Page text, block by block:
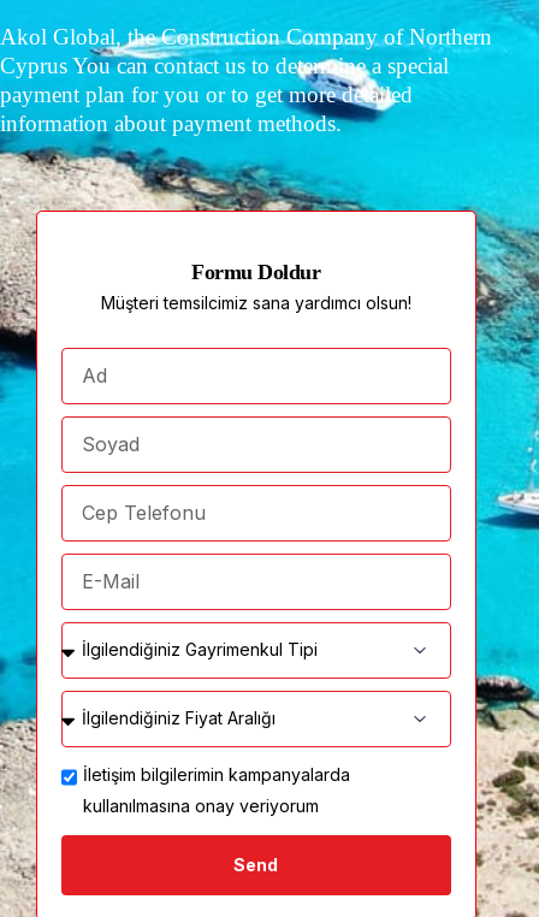
Akol Global, the Construction Company of Northern
Cyprus You can contact us to determine a special
payment plan for you or to get more detailed
information about payment methods.
Formu Doldur
Müşteri temsilcimiz sana yardımcı olsun!
İletişim bilgilerimin kampanyalarda
kullanılmasına onay veriyorum
Send